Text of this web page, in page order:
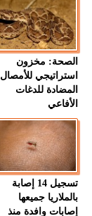
الصحة: مخزون
استراتيجي للأمصال
المضادة للدغات
الأفاعي
تسجيل 14 إصابة
بالملاريا جميعها
إصابات وافدة منذ